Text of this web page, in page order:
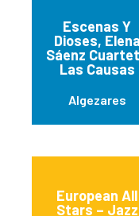
Escenas Y
Dioses, Elena
Sáenz
Las Causas
Algezares
European All
Stars – Jazz